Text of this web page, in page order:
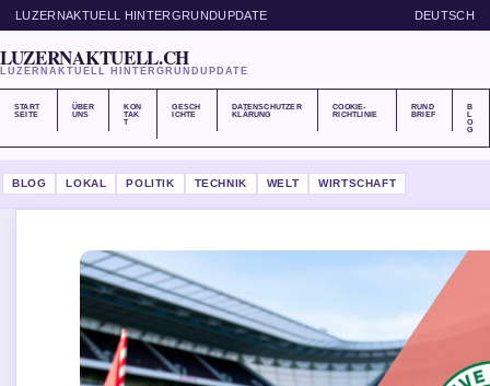
LUZERNAKTUELL HINTERGRUNDUPDATE DEUTSCH
LUZERNAKTUELL.CH
LUZERNAKTUELL HINTERGRUNDUPDATE
START
SEITE
ÜBER
UNS
KON
TAK
T
GESCH
ICHTE
DATENSCHUTZER
KLÄRUNG
COOKIE-
RICHTLINIE
RUND
BRIEF
B
O
G
BLOG LOKAL POLITIK TECHNIK WELT WIRTSCHAFT